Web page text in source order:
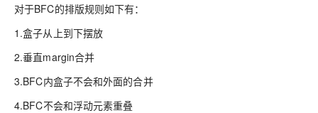
对于BFC的排版规则如下有：
1.盒子从上到下摆放
2.垂直margin合并
3.BFC内盒子不会和外面的合并
4.BFC不会和浮动元素重叠